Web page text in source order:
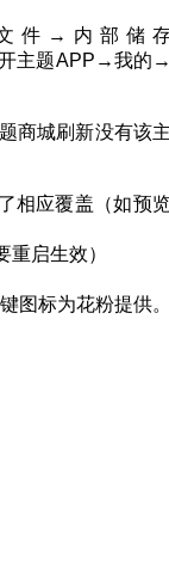
件→内部储
主题APP→我的
商城刷新没有该
相应覆盖（如预
启生效）
图标为花粉提供